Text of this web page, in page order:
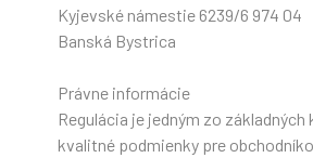
Kyjevské námestie 6239/6 974 04
Banská Bystrica
Právne informácie
Regulácia je jedným zo
kvalitné podmienky pre